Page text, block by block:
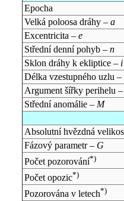
Epocha
Velká poloosa dráhy – a
Excentricita – e
Střední denní pohyb – n
Sklon dráhy k ekliptice – i
Délka vzestupného uzlu –
Argument šířky perihelu
Střední anomálie – M
Absolutní hvězdná
Fázový parametr – G
Počet pozorování*)
Počet opozic*)
Pozorována v letech*)